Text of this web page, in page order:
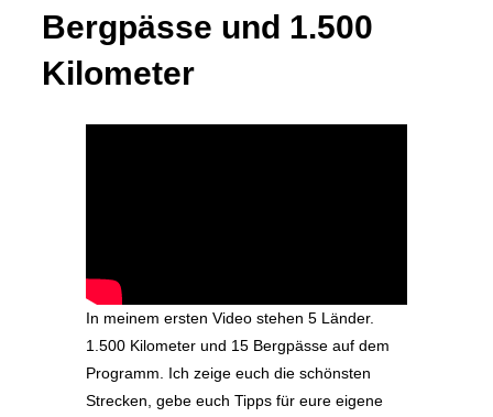
Bergpässe und 1.500
Kilometer
In meinem ersten Video stehen 5 Länder.
1.500 Kilometer und 15 Bergpässe auf dem
Programm. Ich zeige euch die schönsten
Strecken, gebe euch Tipps für eure eigene